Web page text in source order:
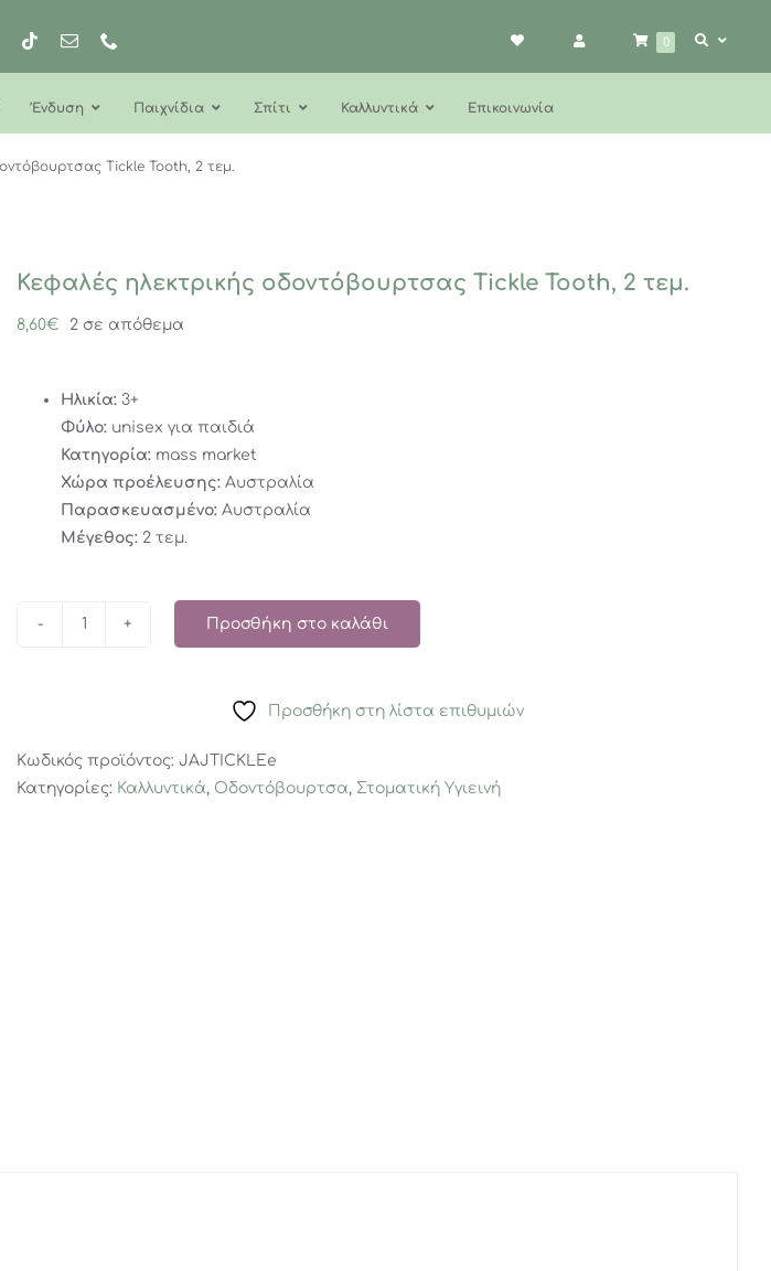
0
Ένδυση Παιχνίδια Σπίτι Καλλυντικά Επικοινωνία
Tickle Tooth, 2 τεμ.
Κεφαλές ηλεκτρικής οδοντόβουρτσας Tickle Tooth, 2 τεμ.
8,60€ 2 σε απόθεμα
Ηλικία: 3+
Φύλο: unisex για παιδιά
Κατηγορία: mass market
Χώρα προέλευσης: Αυστραλία
Παρασκευασμένο: Αυστραλία
Μέγεθος: 2 τεμ.
τεμ.
Προσθήκη στο καλάθι
Προσθήκη στη λίστα επιθυμιών
Κωδικός προϊόντος: JAJTICKLEe
Κατηγορίες: Καλλυντικά, Οδοντόβουρτσα, Στοματική Υγιεινή